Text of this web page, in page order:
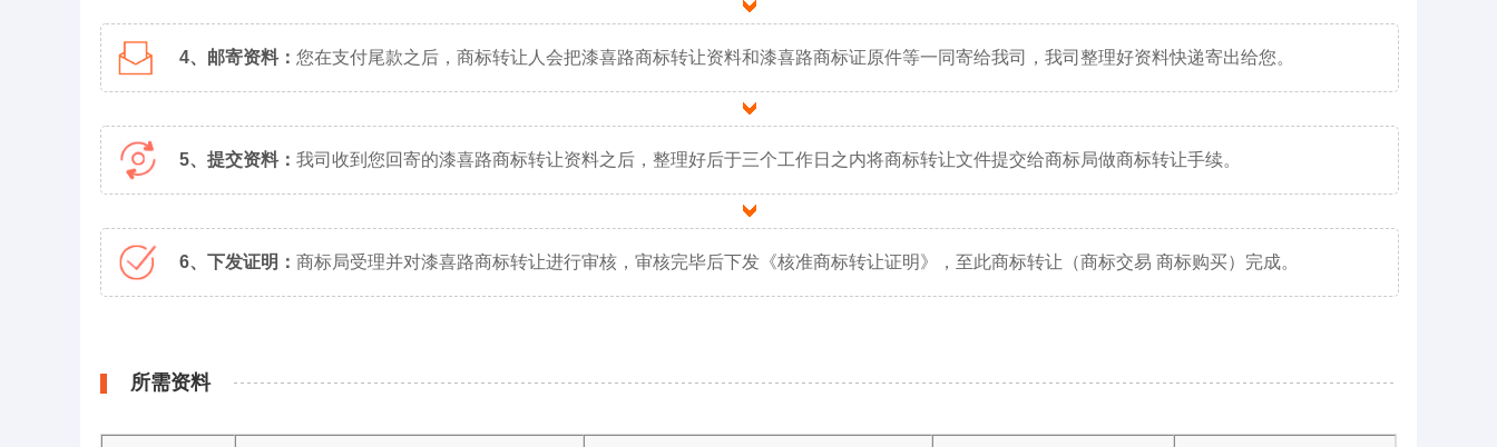
4、邮寄资料： 您在支付尾款之后，商标转让人会把漆喜路商标转让资料和漆喜路商标证原件等一同寄给我司，我司整理好资料快递寄出给您。
5、提交资料： 我司收到您回寄的漆喜路商标转让资料之后，整理好后于三个工作日之内将商标转让文件提交给商标局做商标转让手续。
6、下发证明： 商标局受理并对漆喜路商标转让进行审核，审核完毕后下发《核准商标转让证明》，至此商标转让（商标交易 商标购买）完成。
所需资料